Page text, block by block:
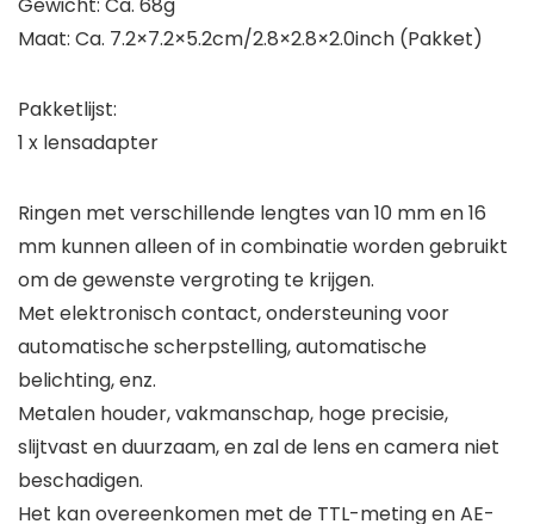
Gewicht: Ca. 68g
Maat: Ca. 7.2×7.2×5.2cm/2.8×2.8×2.0inch (Pakket)
Pakketlijst:
1 x lensadapter
Ringen met verschillende lengtes van 10 mm en 16
mm kunnen alleen of in combinatie worden gebruikt
om de gewenste vergroting te krijgen.
Met elektronisch contact, ondersteuning voor
automatische scherpstelling, automatische
belichting, enz.
Metalen houder, vakmanschap, hoge precisie,
slijtvast en duurzaam, en zal de lens en camera niet
beschadigen.
Het kan overeenkomen met de TTL-meting en AE-